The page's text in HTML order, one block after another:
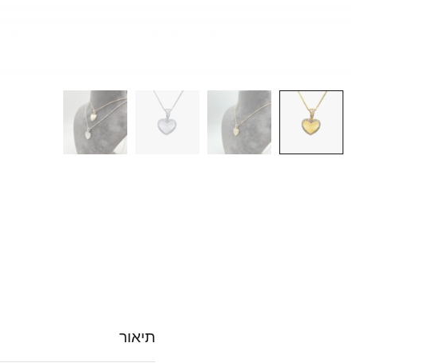
תיאור